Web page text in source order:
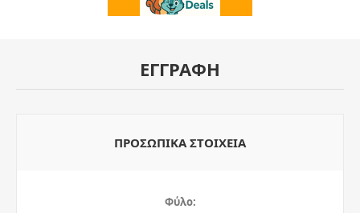
ΕΓΓΡΑΦΉ
ΠΡΟΣΩΠΙΚΆ ΣΤΟΙΧΕΊΑ
Φύλο: